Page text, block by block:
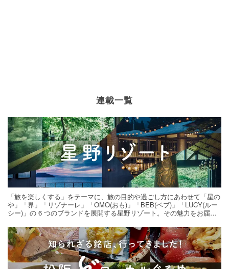
連載一覧
「旅を楽しくする」をテーマに、旅の目的や過ごし方にあわせて「星の
や」「界」「リゾナーレ」「OMO(おも)」「BEB(ベブ)」「LUCY(ルー
シー)」の 6 つのブランドを展開する星野リゾート。その魅力をお届け